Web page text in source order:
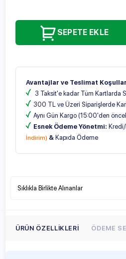
SEPETE EKLE
Avantajlar ve Teslimat
3 Taksit'e kadar Tüm Kartlarda
300 TL ve Üzeri Siparişlerde
Aynı Gün Kargo (15:00'den
Esnek Ödeme Yönetmi:
İndirim) & Kapıda Ödeme
Sıklıkla Birlikte Alınanlar
ÜRÜN ÖZELLIKLERI ÖDEME